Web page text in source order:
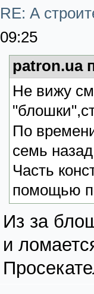
RE: А
09:25
patron.ua
Не вижу
По
семь
Часть
помощью
Из за
и